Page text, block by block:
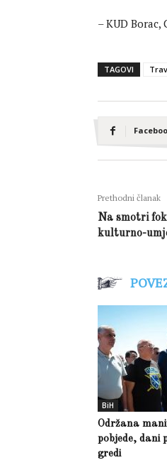
– KUD
TAGOVI
Prethodni članak
Na smotri
kulturno-
BiH
Održana
pobjede, dani
gredi